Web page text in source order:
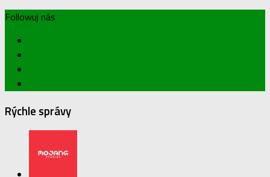
Followuj nás
Rýchle správy